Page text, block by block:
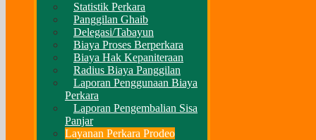
Statistik Perkara
Panggilan Ghaib
Delegasi/Tabayun
Biaya Proses Berperkara
Biaya Hak Kepaniteraan
Radius Biaya Panggilan
Laporan Penggunaan Biaya
Perkara
Laporan Pengembalian Sisa
Panjar
Layanan Perkara Prodeo